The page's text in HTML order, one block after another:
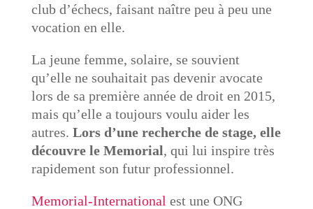
club d’échecs, faisant naître peu à peu une
vocation en elle.
La jeune femme, solaire, se souvient
qu’elle ne souhaitait pas devenir avocate
lors de sa première année de droit en 2015,
mais qu’elle a toujours voulu aider les
autres. Lors d’une recherche de stage, elle
découvre le Memorial, qui lui inspire très
rapidement son futur professionnel.
Memorial-International est une ONG